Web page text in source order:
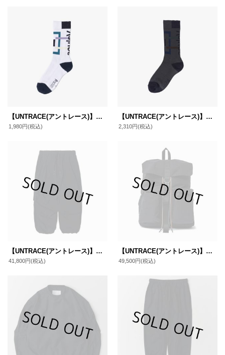
【UNTRACE(アントレース)】ソックス(_219) / WHITE
1,980円(税込)
【UNTRACE(アントレース)】ソックス(_219) / CHARCOAL
2,310円(税込)
【UNTRACE(アントレース)】バックタックフライトパンツ(_163)/ BLACK
41,800円(税込)
【UNTRACE(アントレース)】ナップバッグ_2(_218) / BLACK
49,500円(税込)